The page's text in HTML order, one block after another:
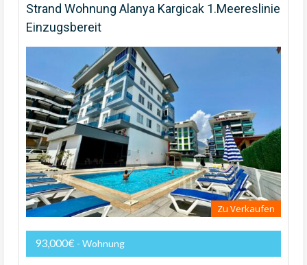
Strand Wohnung Alanya Kargicak 1.Meereslinie
Einzugsbereit
Zu Verkaufen
93,000€ - Wohnung